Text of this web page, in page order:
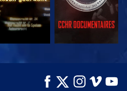
VERKEN DE SERIE